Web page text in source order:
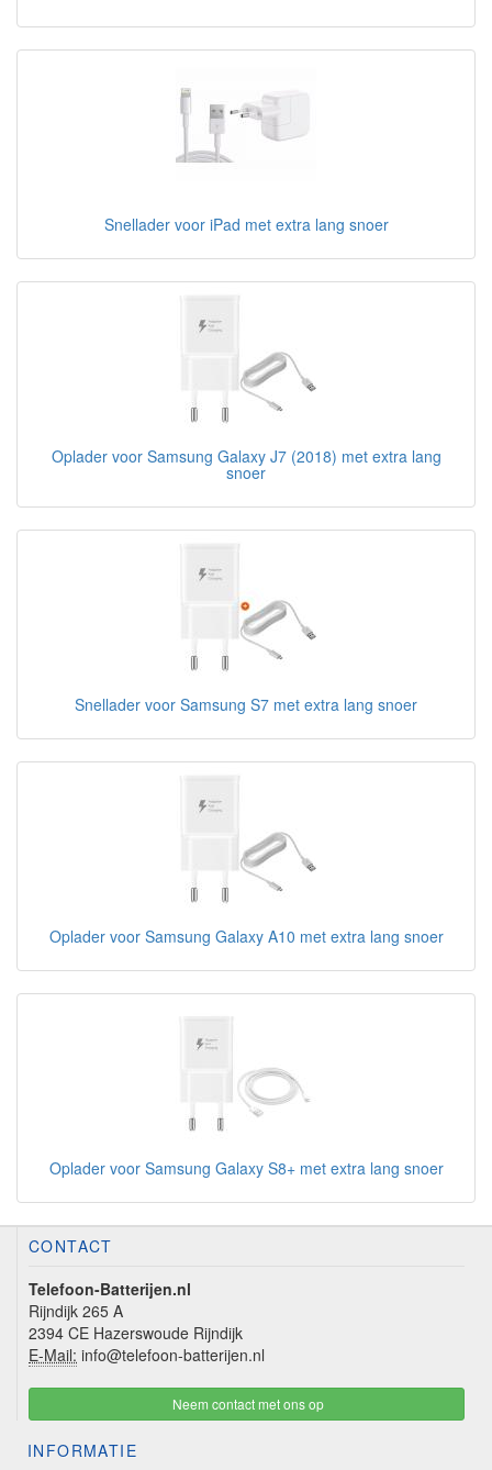
Snellader voor iPad met extra lang snoer
Oplader voor Samsung Galaxy J7 (2018) met extra lang
snoer
Snellader voor Samsung S7 met extra lang snoer
Oplader voor Samsung Galaxy A10 met extra lang snoer
Oplader voor Samsung Galaxy S8+ met extra lang snoer
CONTACT
Telefoon-Batterijen.nl
Rijndijk 265 A
2394 CE Hazerswoude Rijndijk
E-Mail: info@telefoon-batterijen.nl
Neem contact met ons op
INFORMATIE